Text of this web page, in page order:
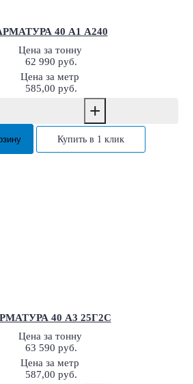
40 А1 А240
Цена за тонну
62 990 руб.
Цена за метр
585,00 руб.
+
Купить в 1 клик
40 А3 25Г2С
Цена за тонну
63 590 руб.
Цена за метр
587,00 руб.